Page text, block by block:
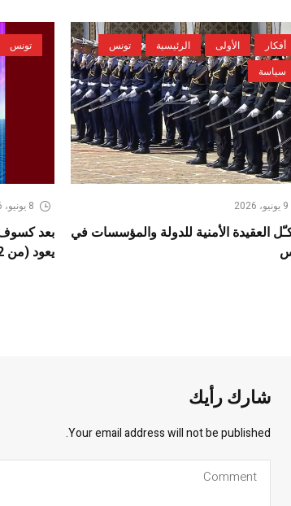
أفكار الأولى الرئيسية
تونس
سياسة
9 يونيو، 2026
العقيدة الأمنية للدولة والمؤسسات في
تونس
8 يونيو، 2026
يعود (من 2 الى 9 جويلية 2026)
شارك رأيك
Your email address will not be published.